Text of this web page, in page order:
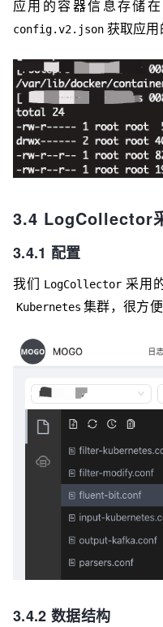
应用的容器信息存储在
config.v2.json 获取应用
3.4 LogCollector
3.4.1 配置
我们 LogCollector 采用
Kubernetes 集群，很方
3.4.2 数据结构